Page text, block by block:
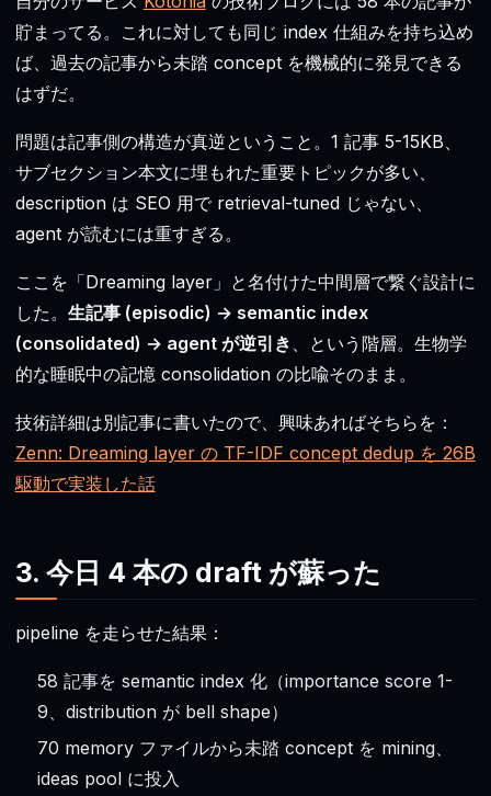
貯まってる。これに対しても同じ index 仕組みを持ち込め
ば、過去の記事から未踏 concept を機械的に発見できる
はずだ。
問題は記事側の構造が真逆ということ。1 記事 5-15KB、
サブセクション本文に埋もれた重要トピックが多い、
description は SEO 用で retrieval-tuned じゃない、
agent が読むには重すぎる。
ここを「Dreaming layer」と名付けた中間層で繋ぐ設計に
した。 生記事 (episodic) → semantic index
(consolidated) → agent が逆引き 、という階層。生物学
的な睡眠中の記憶 consolidation の比喩そのまま。
技術詳細は別記事に書いたので、興味あればそちらを：
Zenn: Dreaming layer の TF-IDF concept dedup を 26B
駆動で実装した話
3. 今日 4 本の draft が蘇った
pipeline を走らせた結果：
58 記事を semantic index 化（importance score 1-
9、distribution が bell shape）
70 memory ファイルから未踏 concept を mining、
ideas pool に投入